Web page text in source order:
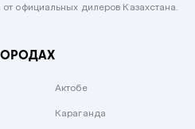
официальных дилеров Казахстана.
Актобе
Караганда